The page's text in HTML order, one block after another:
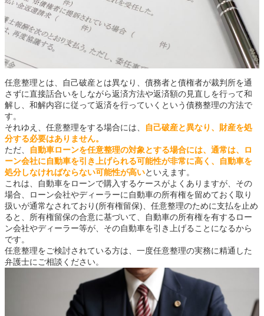
任意整理とは、自己破産とは異なり、債務者と債権者が裁判所を通
さずに直接話合いをしながら返済方法や返済額の見直しを行って和
解し、和解内容に従って返済を行っていくという債務整理の方法で
す。
それゆえ、任意整理をする場合には、
自己破産と異なり、財産を処
分する必要はありません。
ただ、
自動車ローンを任意整理の対象とする場合には、通常は、ロ
ーン会社に自動車を引き上げられる可能性が非常に高く、自動車を
処分しなければならない可能性が高いといえます。
これは、自動車をローンで購入するケースがよくありますが、その
場合、ローン会社やディーラーに自動車の所有権を留めておく取り
扱いが通常なされており(所有権留保)、任意整理のために支払を止め
ると、所有権留保の合意に基づいて、自動車の所有権を有するロー
ン会社やディーラー等が、その自動車を引き上げることになるから
です。
任意整理をご検討されている方は、一度任意整理の実務に精通した
弁護士にご相談ください。